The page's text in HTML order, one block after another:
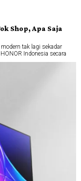
Shop, Apa Saja
tak lagi sekadar
Indonesia secara